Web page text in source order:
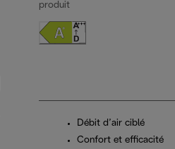
produit
Débit d’air ciblé
Confort et efficacité